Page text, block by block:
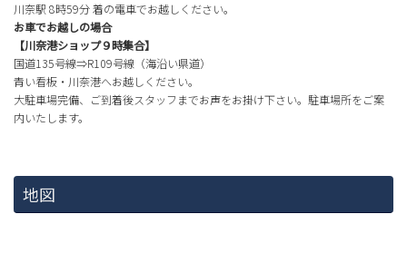
川奈駅 8時59分 着の電車でお越しください。
お車でお越しの場合
【川奈港ショップ９時集合】
国道135号線⇒R109号線（海沿い県道）
青い看板・川奈港へお越しください。
大駐車場完備、ご到着後スタッフまでお声をお掛け下さい。駐車場所をご案
内いたします。
地図